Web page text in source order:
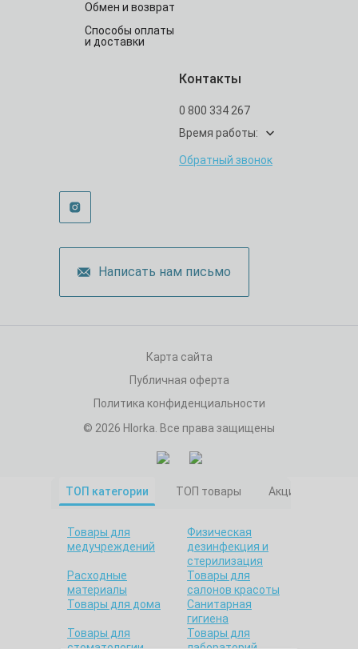
Написать нам письмо
Обмен и возврат
Способы оплаты
и доставки
Контакты
0 800 334 267
Время работы:
Обратный звонок
Карта сайта
Публичная оферта
Политика конфиденциальности
© 2026 Hlorka. Все права защищены
ТОП категории ТОП товары Акционные
Товары для
медучреждений
Физическая
дезинфекция и
стерилизация
Расходные
материалы
Товары для
салонов красоты
Товары для дома
Санитарная
гигиена
Товары для
Товары для